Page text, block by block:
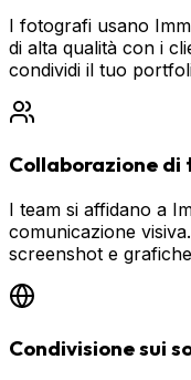
I fotografi usano
di alta qualità con i
condividi il tuo
Collaborazione di
I team si affidano a
comunicazione
screenshot e
Condivisione sui